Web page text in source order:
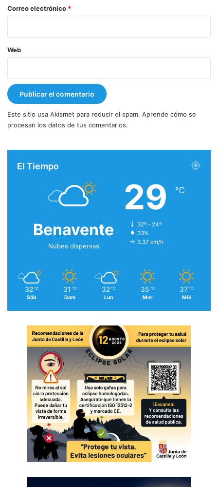
*
Correo electrónico *
Web
Este sitio usa Akismet para reducir el spam. Aprende cómo se
procesan los datos de tus comentarios.
El Tiempo
Benavente
Nubes dispersas
29 ℃
32º - 24º
33%
3.37 km/h
32 ℃
Sáb
31 ℃
Dom
32 ℃
Lun
35 ℃
Mar
37 ℃
Mié